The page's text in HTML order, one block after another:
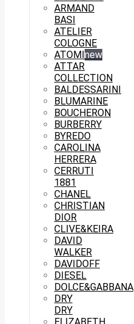
ARMAND
BASI
ATELIER
COLOGNE
ATOMI new
ATTAR
COLLECTION
BALDESSARINI
BLUMARINE
BOUCHERON
BURBERRY
BYREDO
CAROLINA
HERRERA
CERRUTI
1881
CHANEL
CHRISTIAN
DIOR
CLIVE&KEIRA
DAVID
WALKER
DAVIDOFF
DIESEL
DOLCE&GABBANA
DRY
DRY